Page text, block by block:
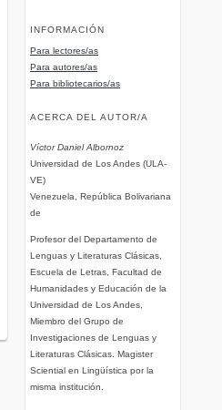
INFORMACIÓN
Para lectores/as
Para autores/as
Para bibliotecarios/as
ACERCA DEL AUTOR/A
Víctor Daniel Albornoz
Universidad de Los Andes (ULA-
VE)
Venezuela, República Bolivariana
de
Profesor del Departamento de
Lenguas y Literaturas Clásicas,
Escuela de Letras, Facultad de
Humanidades y Educación de la
Universidad de Los Andes,
Miembro del Grupo de
Investigaciones de Lenguas y
Literaturas Clásicas. Magister
Sciential en Lingüística por la
misma institución.